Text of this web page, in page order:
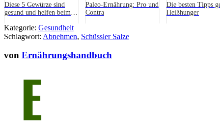
Diese 5 Gewürze sind
gesund und helfen beim
Paleo-Ernährung: Pro und
Contra
Die besten Tipps
Heißhunger
Kategorie: Gesundheit
Schlagwort: Abnehmen, Schüssler Salze
von Ernährungshandbuch